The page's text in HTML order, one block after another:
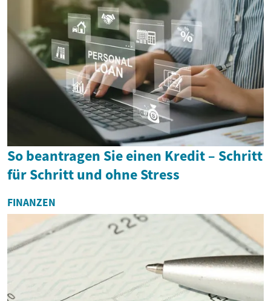
So beantragen Sie einen Kredit – Schritt
für Schritt und ohne Stress
FINANZEN